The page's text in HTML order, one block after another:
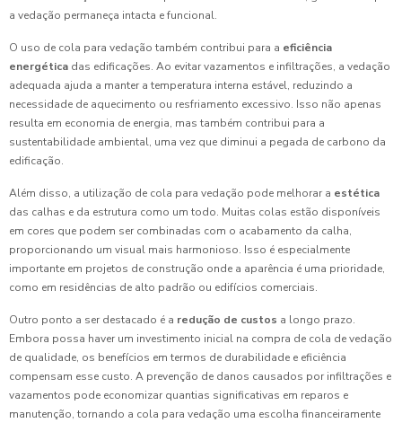
a vedação permaneça intacta e funcional.
O uso de cola para vedação também contribui para a eficiência
energética das edificações. Ao evitar vazamentos e infiltrações, a vedação
adequada ajuda a manter a temperatura interna estável, reduzindo a
necessidade de aquecimento ou resfriamento excessivo. Isso não apenas
resulta em economia de energia, mas também contribui para a
sustentabilidade ambiental, uma vez que diminui a pegada de carbono da
edificação.
Além disso, a utilização de cola para vedação pode melhorar a estética
das calhas e da estrutura como um todo. Muitas colas estão disponíveis
em cores que podem ser combinadas com o acabamento da calha,
proporcionando um visual mais harmonioso. Isso é especialmente
importante em projetos de construção onde a aparência é uma prioridade,
como em residências de alto padrão ou edifícios comerciais.
Outro ponto a ser destacado é a redução de custos a longo prazo.
Embora possa haver um investimento inicial na compra de cola de vedação
de qualidade, os benefícios em termos de durabilidade e eficiência
compensam esse custo. A prevenção de danos causados por infiltrações e
vazamentos pode economizar quantias significativas em reparos e
manutenção, tornando a cola para vedação uma escolha financeiramente